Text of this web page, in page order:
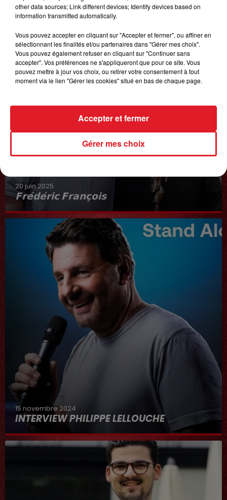
20 juin 2025
𝗙𝗿𝗲́𝗱𝗲́𝗿𝗶𝗰 𝗙𝗿𝗮𝗻𝗰̧𝗼𝗶𝘀
Interview du 20 juin 2025
15 novembre 2024
INTERVIEW PHILIPPE LELLOUCHE
other data sources; Link different devices; Identify devices based on
information transmitted automatically.
Vous pouvez accepter en cliquant sur "Accepter et fermer", ou affiner en
sélectionnant les finalités et/ou partenaires dans "Gérer mes choix".
Vous pouvez également refuser en cliquant sur "Continuer sans
accepter". Vos préférences ne s'appliqueront que pour ce site. Vous
pouvez mettre à jour vos choix, ou retirer votre consentement à tout
moment via le lien "Gérer les cookies" situé en bas de chaque page.
Gérer mes choix
Accepter et fermer